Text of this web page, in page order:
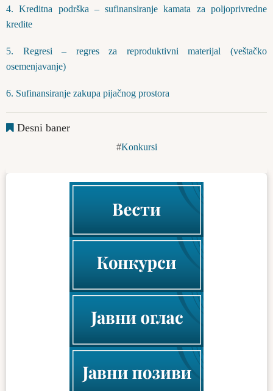
4. Kreditna podrška – sufinansiranje kamata za poljoprivredne
kredite
5. Regresi – regres za reproduktivni materijal (veštačko
osemenjavanje)
6. Sufinansiranje zakupa pijačnog prostora
Desni baner
Konkursi